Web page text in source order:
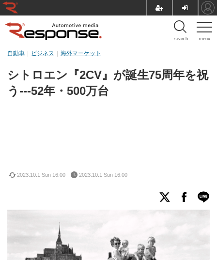
menu
search
シトロエン『2CV』が誕生75周年を祝
う---52年・500万台
自動車 ビジネス 海外マーケット
2023.10.1 Sun 16:00 2023.10.1 Sun 16:00